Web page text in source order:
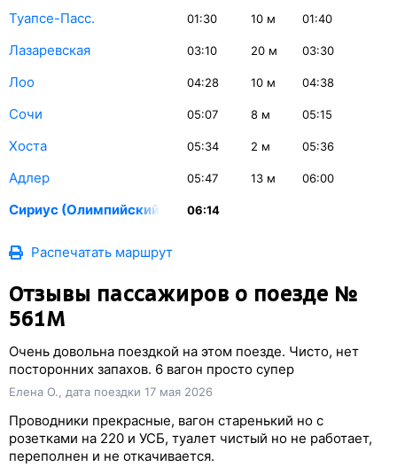
Туапсе-Пасс. 01:30 10 м 01:40
Лазаревская 03:10 20 м 03:30
Лоо 04:28 10 м 04:38
Сочи 05:07 8 м 05:15
Хоста 05:34 2 м 05:36
Адлер 05:47 13 м 06:00
Сириус (Олимпийский Парк)06:14
Распечатать маршрут
Отзывы пассажиров о поезде №
561М
Очень довольна поездкой на этом поезде. Чисто, нет
посторонних запахов. 6 вагон просто супер
Елена О., дата поездки 17 мая 2026
Проводники прекрасные, вагон старенький но с
розетками на 220 и УСБ, туалет чистый но не работает,
переполнен и не откачивается.